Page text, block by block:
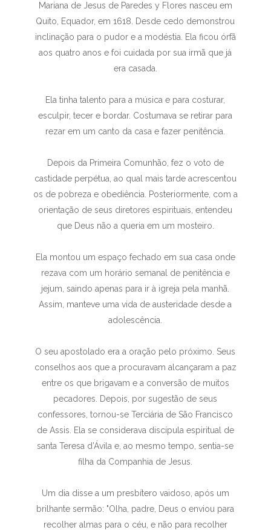
Mariana de Jesus de Paredes y Flores nasceu em
Quito, Equador, em 1618. Desde cedo demonstrou
inclinação para o pudor e a modéstia. Ela ficou órfã
aos quatro anos e foi cuidada por sua irmã que já
era casada.
Ela tinha talento para a música e para costurar,
esculpir, tecer e bordar. Costumava se retirar para
rezar em um canto da casa e fazer penitência.
Depois da Primeira Comunhão, fez o voto de
castidade perpétua, ao qual mais tarde acrescentou
os de pobreza e obediência. Posteriormente, com a
orientação de seus diretores espirituais, entendeu
que Deus não a queria em um mosteiro.
Ela montou um espaço fechado em sua casa onde
rezava com um horário semanal de penitência e
jejum, saindo apenas para ir à igreja pela manhã.
Assim, manteve uma vida de austeridade desde a
adolescência.
O seu apostolado era a oração pelo próximo. Seus
conselhos aos que a procuravam alcançaram a paz
entre os que brigavam e a conversão de muitos
pecadores. Depois, por sugestão de seus
confessores, tornou-se Terciária de São Francisco
de Assis. Ela se considerava discípula espiritual de
santa Teresa d’Ávila e, ao mesmo tempo, sentia-se
filha da Companhia de Jesus.
Um dia disse a um presbítero vaidoso, após um
brilhante sermão: "Olha, padre, Deus o enviou para
recolher almas para o céu, e não para recolher